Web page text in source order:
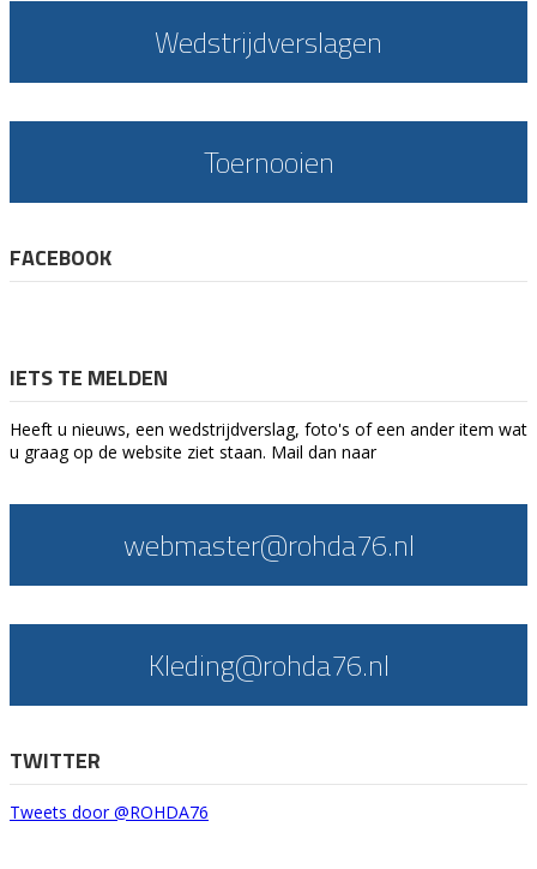
Wedstrijdverslagen
Toernooien
FACEBOOK
IETS TE MELDEN
Heeft u nieuws, een wedstrijdverslag, foto's of een ander item wat
u graag op de website ziet staan. Mail dan naar
webmaster@rohda76.nl
Kleding@rohda76.nl
TWITTER
Tweets door @ROHDA76